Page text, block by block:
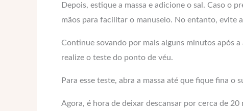
Depois, estique a massa e adicione o sal. Caso o
mãos para facilitar o manuseio. No entanto, evite
Continue sovando por mais alguns minutos após
realize o teste do ponto de véu.
Para esse teste, abra a massa até que fique fina
Agora, é hora de deixar descansar por cerca de